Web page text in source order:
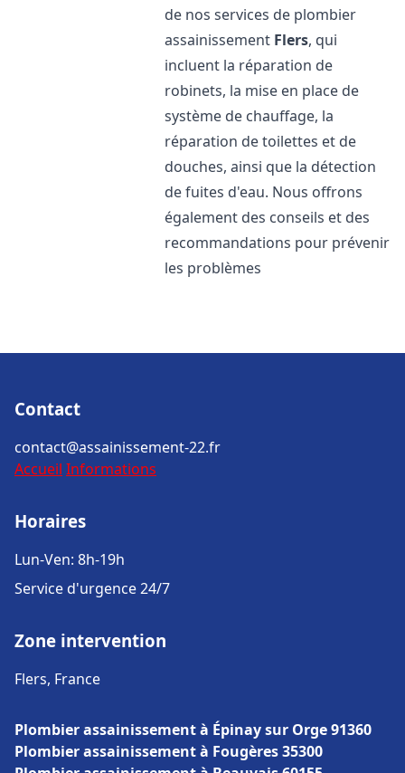
de nos services de plombier
assainissement Flers, qui
incluent la réparation de
robinets, la mise en place de
système de chauffage, la
réparation de toilettes et de
douches, ainsi que la détection
de fuites d'eau. Nous offrons
également des conseils et des
recommandations pour prévenir
les problèmes
Contact
contact@assainissement-22.fr
Accueil Informations
Horaires
Lun-Ven: 8h-19h
Service d'urgence 24/7
Zone intervention
Flers, France
Plombier assainissement à Épinay sur Orge 91360
Plombier assainissement à Fougères 35300